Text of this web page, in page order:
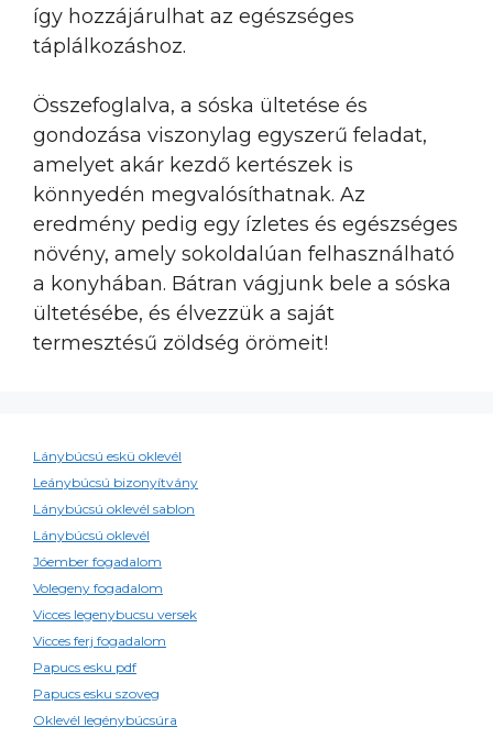
így hozzájárulhat az egészséges
táplálkozáshoz.
Összefoglalva, a sóska ültetése és
gondozása viszonylag egyszerű feladat,
amelyet akár kezdő kertészek is
könnyedén megvalósíthatnak. Az
eredmény pedig egy ízletes és egészséges
növény, amely sokoldalúan felhasználható
a konyhában. Bátran vágjunk bele a sóska
ültetésébe, és élvezzük a saját
termesztésű zöldség örömeit!
Lánybúcsú eskü oklevél
Leánybúcsú bizonyítvány
Lánybúcsú oklevél sablon
Lánybúcsú oklevél
Jóember fogadalom
Volegeny fogadalom
Vicces legenybucsu versek
Vicces ferj fogadalom
Papucs esku pdf
Papucs esku szoveg
Oklevél legénybúcsúra